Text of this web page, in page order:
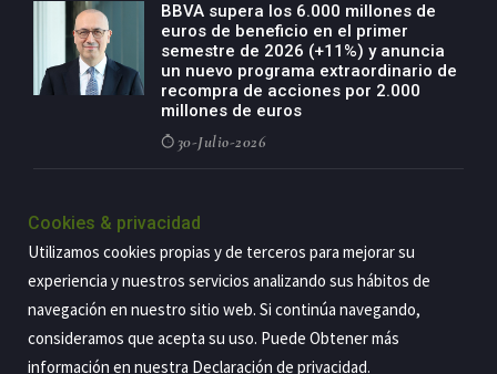
BBVA supera los 6.000 millones de
euros de beneficio en el primer
semestre de 2026 (+11%) y anuncia
un nuevo programa extraordinario de
recompra de acciones por 2.000
millones de euros
30-Julio-2026
negocio agro con un modelo global
de especialización presente en siete
países
29-Julio-2026
Cookies & privacidad
Utilizamos cookies propias y de terceros para mejorar su
experiencia y nuestros servicios analizando sus hábitos de
navegación en nuestro sitio web. Si continúa navegando,
consideramos que acepta su uso. Puede Obtener más
información en nuestra Declaración de privacidad.